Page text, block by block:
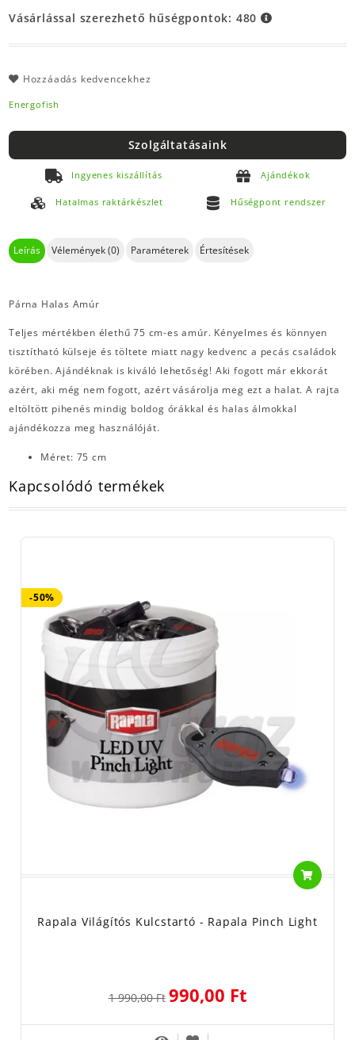
Vásárlással szerezhető hűségpontok: 480
Hozzáadás kedvencekhez
Energofish
Szolgáltatásaink
Ingyenes kiszállítás Ajándékok
Hatalmas raktárkészlet Hűségpont rendszer
Leírás Vélemények (0) Paraméterek Értesítések
Párna Halas Amúr
Teljes mértékben élethű 75 cm-es amúr. Kényelmes és könnyen
tisztítható külseje és töltete miatt nagy kedvenc a pecás családok
körében. Ajándéknak is kiváló lehetőség! Aki fogott már ekkorát
azért, aki még nem fogott, azért vásárolja meg ezt a halat. A rajta
eltöltött pihenés mindig boldog órákkal és halas álmokkal
ajándékozza meg használóját.
Méret: 75 cm
Kapcsolódó termékek
-50%
Rapala Világítós Kulcstartó - Rapala Pinch Light
1 990,00 Ft 990,00 Ft